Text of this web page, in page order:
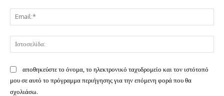
αποθηκεύστε το όνομα, το ηλεκτρονικό ταχυδρομείο και τον ιστότοπό
μου σε αυτό το πρόγραμμα περιήγησης για την επόμενη φορά που θα
σχολιάσω.